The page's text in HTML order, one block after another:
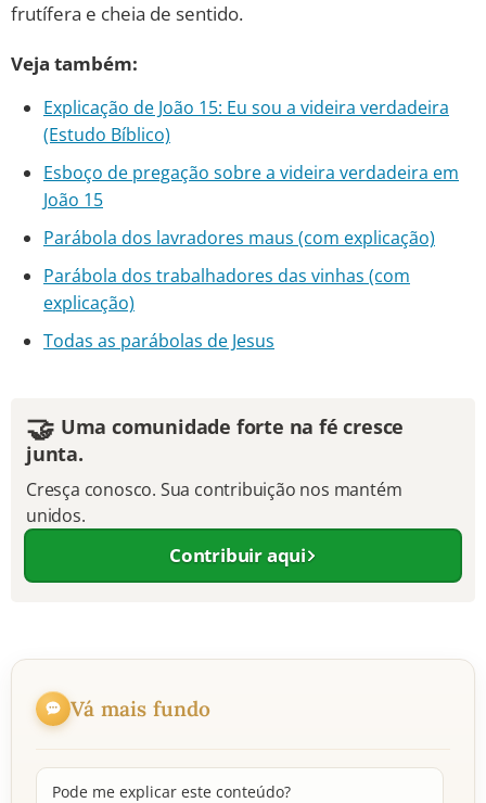
frutífera e cheia de sentido.
Veja também:
Explicação de João 15: Eu sou a videira verdadeira
(Estudo Bíblico)
Esboço de pregação sobre a videira verdadeira em
João 15
Parábola dos lavradores maus (com explicação)
Parábola dos trabalhadores das vinhas (com
explicação)
Todas as parábolas de Jesus
🤝 Uma comunidade forte na fé cresce
junta.
Cresça conosco. Sua contribuição nos mantém
unidos.
Contribuir aqui
Vá mais fundo
Pode me explicar este conteúdo?